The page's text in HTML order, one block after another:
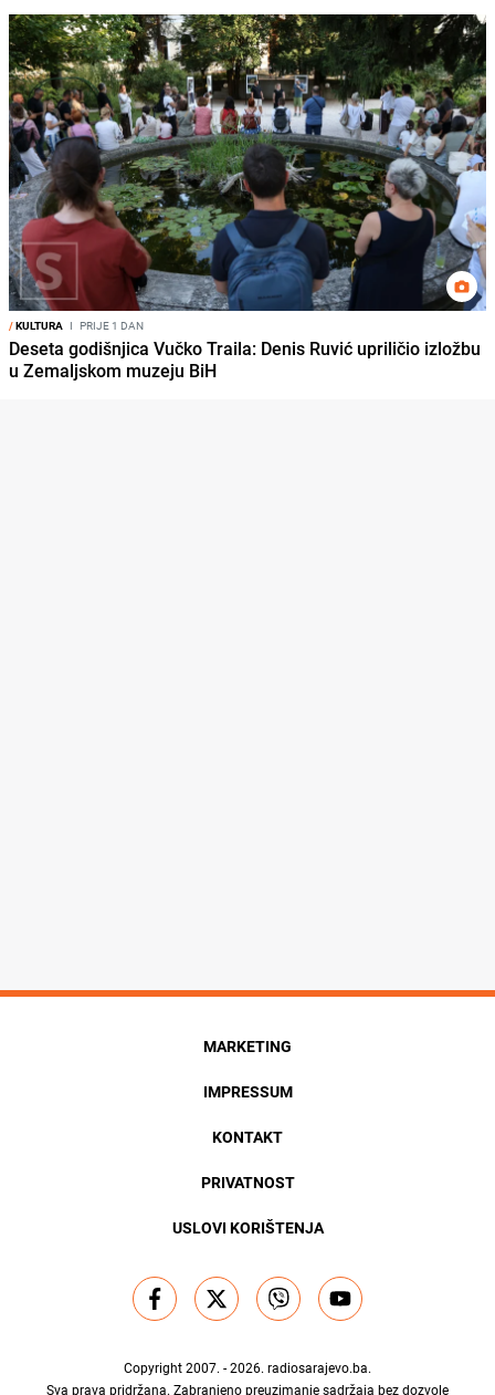
/KULTURA I PRIJE 1 DAN
Deseta godišnjica Vučko Traila: Denis Ruvić upriličio izložbu
u Zemaljskom muzeju BiH
MARKETING
IMPRESSUM
KONTAKT
PRIVATNOST
USLOVI KORIŠTENJA
Copyright 2007. - 2026. radiosarajevo.ba.
Sva prava pridržana. Zabranjeno preuzimanje sadržaja bez dozvole